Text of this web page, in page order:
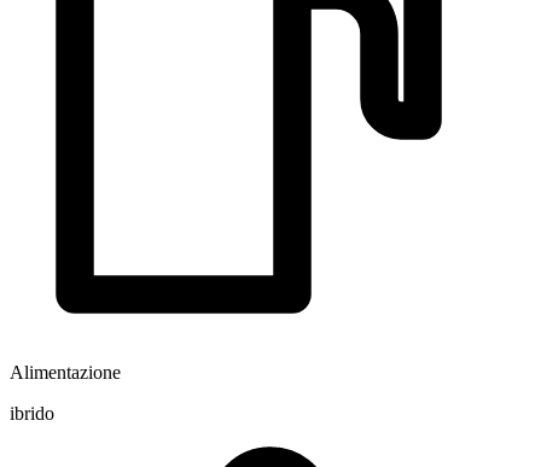
Alimentazione
ibrido